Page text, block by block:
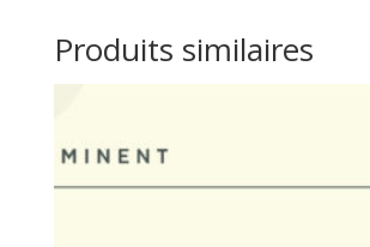
sous
la
supplémentaire
Produits similaires